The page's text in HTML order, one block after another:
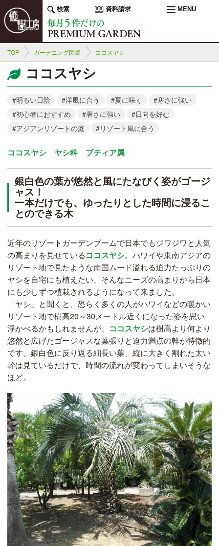
検索 資料請求 MENU
TOP ガーデニング図鑑 ココスヤシ
ココスヤシ
#明るい日陰 #洋風に合う #夏に咲く
#寒さに強い
#初心者におすすめ
#暑さに強い
#日向を好む
#アジアンリゾートの庭
#リゾート風に合う
ココスヤシ ヤシ科 ブティア属
銀白色の葉が悠然と風にたなびく姿がゴージ
ャス！
一本だけでも、ゆったりとした時間に浸るこ
とのできる木
近年のリゾートガーデンブームで日本でもジワジワと人気
の高まりを見せているココスヤシ。ハワイや東南アジアの
リゾート地で見たような南国ムード溢れる迫力たっぷりの
ヤシを自宅にも植えたい、そんなニーズの高まりから日本
にも少しずつ植栽されるようになって来ました。
「ヤシ」と聞くと、恐らく多くの人がハワイなどの暖かい
リゾート地で樹高20～30メートル近くになった姿を思い
浮かべるかもしれませんが、 ココスヤシは樹高より何より
悠然と広げたゴージャスな葉張りと迫力満点の幹が特徴的
です。銀白色に反り返る細長い葉、縦に大きく割れた太い
幹は見ているだけで、時間の流れが変わってしまいそうな
ほど。